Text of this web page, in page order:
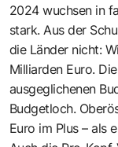
2024 wuchsen in
stark. Aus der
die Länder nicht:
Milliarden Euro.
ausgeglichenen
Budgetloch.
Euro im Plus – als